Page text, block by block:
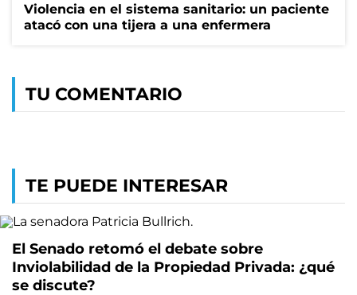
Violencia en el sistema sanitario: un paciente
atacó con una tijera a una enfermera
TU COMENTARIO
TE PUEDE INTERESAR
El Senado retomó el debate sobre
Inviolabilidad de la Propiedad Privada: ¿qué
se discute?